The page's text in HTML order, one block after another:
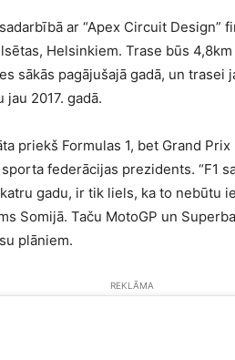
ar “Apex Circuit Design”
Helsinkiem. Trase būs
sākās pagājušajā gadā, un trasei
2017. gadā.
priekš Formulas 1, bet Grand Prix
federācijas prezidents. “F1
gadu, ir tik liels, ka to nebūtu
Somijā. Taču MotoGP un
plāniem.
REKLĀMA